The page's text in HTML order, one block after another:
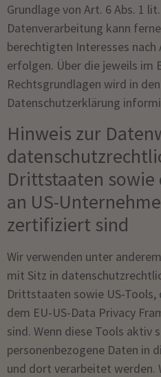
Grundlage von Art. 6 Abs. 1 lit.
Datenverarbeitung kann
berechtigten Interesses nach
erfolgen. Über die jeweils im
Rechtsgrundlagen wird in
Datenschutzerklärung
Hinweis zur
Drittstaaten sowie
an US-
zertifiziert sind
Wir verwenden unter
mit Sitz in
Drittstaaten sowie US-Tools,
dem EU-US-Data Privacy
sind. Wenn diese Tools aktiv
personenbezogene Daten in
und dort verarbeitet werden.